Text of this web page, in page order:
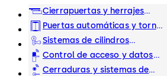
Cierrapuertas y herrajes
para puertas
Puertas automáticas y tornos
de acceso
Sistemas de cilindros
mecánicos
Control de acceso y datos
electrónico
Cerraduras y sistemas de